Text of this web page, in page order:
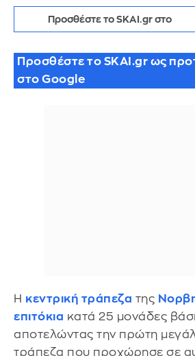
Προσθέστε το SKAI.gr στο
Προσθέστε το SKAI.gr ως
στο Google
Η κεντρική τράπεζα της
επιτόκια κατά 25 μονάδες
αποτελώντας την πρώτη
τράπεζα που προχώρησε σε